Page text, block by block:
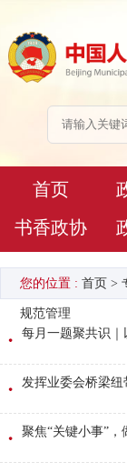
首页
书香政协
您的位置 : 首页 >
规范管理